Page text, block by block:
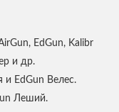
EdGun, Kalibr
и др.
и EdGun Велес.
Леший.